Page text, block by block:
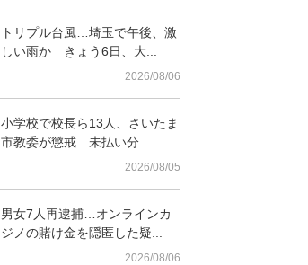
トリプル台風…埼玉で午後、激
しい雨か きょう6日、大...
2026/08/06
小学校で校長ら13人、さいたま
市教委が懲戒 未払い分...
2026/08/05
男女7人再逮捕…オンラインカ
ジノの賭け金を隠匿した疑...
2026/08/06